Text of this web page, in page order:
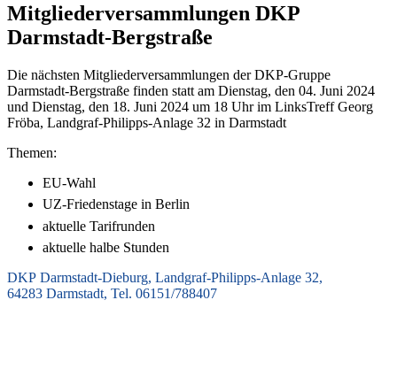
Mitgliederversammlungen DKP
Darmstadt-Bergstraße
Die nächsten Mitgliederversammlungen der DKP-Gruppe
Darmstadt-Bergstraße finden statt am Dienstag, den 04. Juni 2024
und Dienstag, den 18. Juni 2024 um 18 Uhr im LinksTreff Georg
Fröba, Landgraf-Philipps-Anlage 32 in Darmstadt
Themen:
EU-Wahl
UZ-Friedenstage in Berlin
aktuelle Tarifrunden
aktuelle halbe Stunden
DKP Darmstadt-Dieburg, Landgraf-Philipps-Anlage 32,
64283 Darmstadt, Tel. 06151/788407